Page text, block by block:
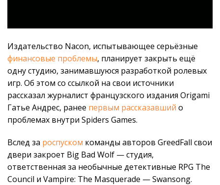
Издательство Nacon, испытывающее серьёзные
финансовые проблемы, планирует закрыть ещё
одну студию, занимавшуюся разработкой ролевых
игр. Об этом со ссылкой на свои источники
рассказал журналист французского издания Origami
Гатье Андрес, ранее первым рассказавший о
проблемах внутри Spiders Games.
Вслед за роспуском команды авторов GreedFall свои
двери закроет Big Bad Wolf — студия,
ответственная за необычные детективные RPG The
Council и Vampire: The Masquerade — Swansong.